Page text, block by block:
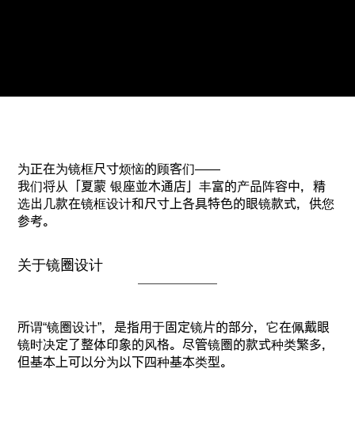
为正在为镜框尺寸烦恼的顾客们——
我们将从「夏蒙 银座並木通店」丰富的产品阵容中，精
选出几款在镜框设计和尺寸上各具特色的眼镜款式，供您
参考。
所谓“镜圈设计”，是指用于固定镜片的部分，它在佩戴眼
镜时决定了整体印象的风格。尽管镜圈的款式种类繁多，
但基本上可以分为以下四种基本类型。
关于镜圈设计